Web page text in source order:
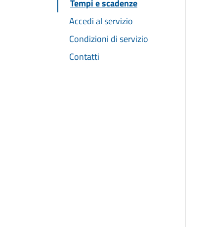
Tempi e scadenze
Accedi al servizio
Condizioni di servizio
Contatti